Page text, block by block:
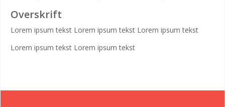
Overskrift
Lorem ipsum tekst Lorem ipsum tekst Lorem ipsum tekst
Lorem ipsum tekst Lorem ipsum tekst